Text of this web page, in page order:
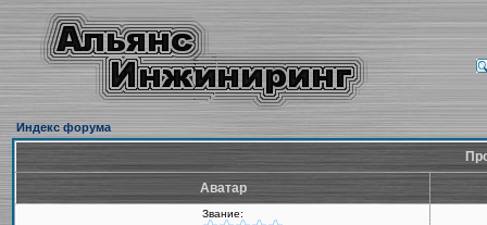
Индекс форума
Аватар
Звание: